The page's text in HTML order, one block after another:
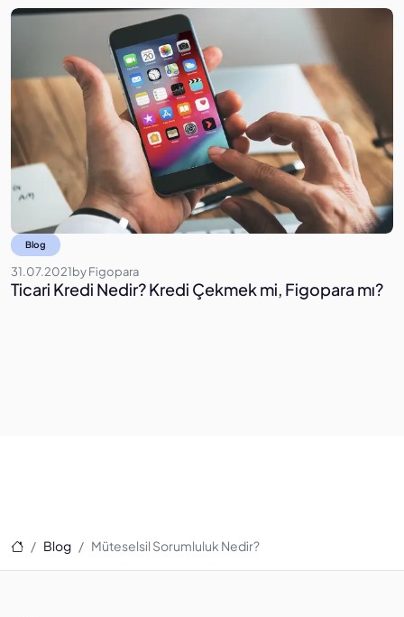
Blog
31.07.2021byFigopara
Ticari Kredi Nedir? Kredi Çekmek mi, Figopara mı?
Ana Sayfa
Blog Müteselsil Sorumluluk Nedir?